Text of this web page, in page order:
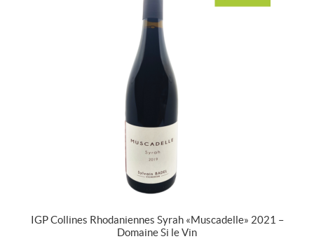
IGP Collines Rhodaniennes Syrah « Muscadelle » 2021 –
Domaine Si le Vin